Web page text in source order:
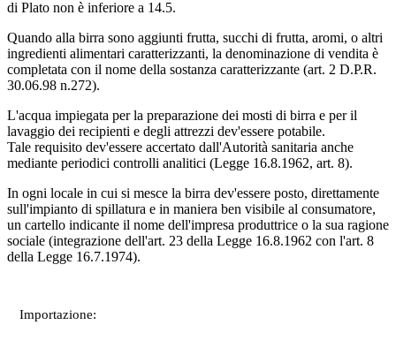
di Plato non è inferiore a 14.5.
Quando alla birra sono aggiunti frutta, succhi di frutta, aromi, o altri
ingredienti alimentari caratterizzanti, la denominazione di vendita è
completata con il nome della sostanza caratterizzante (art. 2 D.P.R.
30.06.98 n.272).
L'acqua impiegata per la preparazione dei mosti di birra e per il
lavaggio dei recipienti e degli attrezzi dev'essere potabile.
Tale requisito dev'essere accertato dall'Autorità sanitaria anche
mediante periodici controlli analitici (Legge 16.8.1962, art. 8).
In ogni locale in cui si mesce la birra dev'essere posto, direttamente
sull'impianto di spillatura e in maniera ben visibile al consumatore,
un cartello indicante il nome dell'impresa produttrice o la sua ragione
sociale (integrazione dell'art. 23 della Legge 16.8.1962 con l'art. 8
della Legge 16.7.1974).
Importazione: